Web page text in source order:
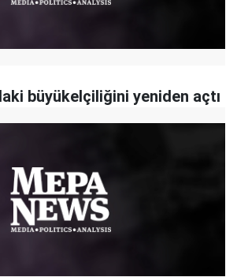
büyükelçiliğini yeniden açtı